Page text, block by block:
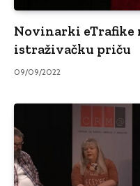
Novinarki eTrafike
istraživačku priču
09/09/2022